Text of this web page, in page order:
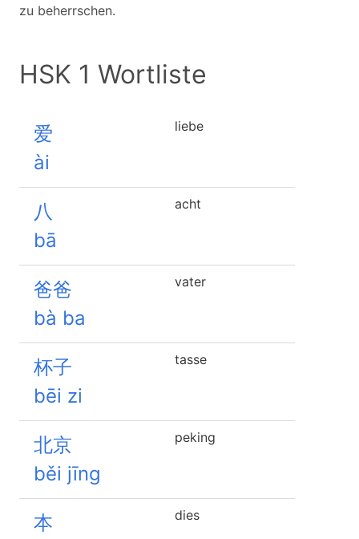
zu beherrschen.
HSK 1 Wortliste
爱
ài
liebe
八
bā
acht
爸爸
bà ba
vater
杯子
bēi zi
tasse
北京
běi jīng
peking
本
dies